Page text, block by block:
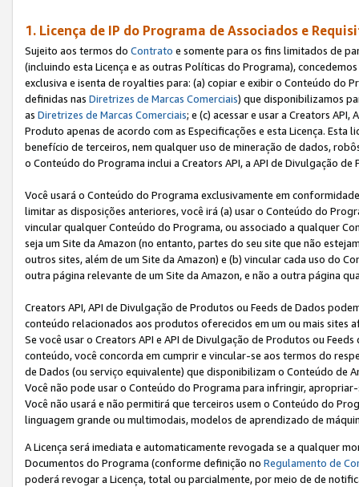
1. Licença de IP do Programa de Associados e
Sujeito aos termos do Contrato e somente para os fins limitados de
(incluindo esta Licença e as outras Políticas do Programa),
exclusiva e isenta de royalties para: (a) copiar e exibir o Conteúdo do
definidas nas Diretrizes de Marcas Comerciais) que disponibilizamos
as Diretrizes de Marcas Comerciais; e (c) acessar e usar a Creators
Produto apenas de acordo com as Especificações e esta Licença.
benefício de terceiros, nem qualquer uso de mineração de dados,
o Conteúdo do Programa inclui a Creators API, a API de Divulgação
Você usará o Conteúdo do Programa exclusivamente em
limitar as disposições anteriores, você irá (a) usar o Conteúdo do
vincular qualquer Conteúdo do Programa, ou associado a qualquer
seja um Site da Amazon (no entanto, partes do seu site que não
outros sites, além de um Site da Amazon) e (b) vincular cada uso do
outra página relevante de um Site da Amazon, e não a outra página
Creators API, API de Divulgação de Produtos ou Feeds de Dados
conteúdo relacionados aos produtos oferecidos em um ou mais sites
Se você usar o Creators API e API de Divulgação de Produtos ou
conteúdo, você concorda em cumprir e vincular-se aos termos do
de Dados (ou serviço equivalente) que disponibilizam o Conteúdo de
Você não pode usar o Conteúdo do Programa para infringir,
Você não usará e não permitirá que terceiros usem o Conteúdo do
linguagem grande ou multimodais, modelos de aprendizado de
A Licença será imediata e automaticamente revogada se a qualquer
Documentos do Programa (conforme definição no Regulamento de
poderá revogar a Licença, total ou parcialmente, por meio de de